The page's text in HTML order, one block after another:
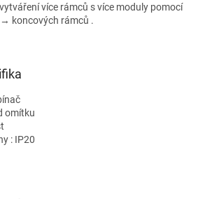
více rámců s více moduly pomocí
koncových rámců .
omítku
: IP20